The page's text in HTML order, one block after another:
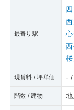
最寄り駅
西
心
西
桜
現賃料 / 坪単価 - /
階数 / 建物